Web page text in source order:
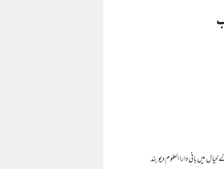
میں بانی دارا العلوم دیو بند